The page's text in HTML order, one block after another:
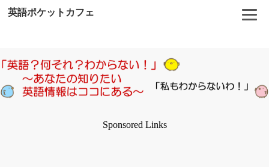
英語ポケットカフェ
Sponsored Links